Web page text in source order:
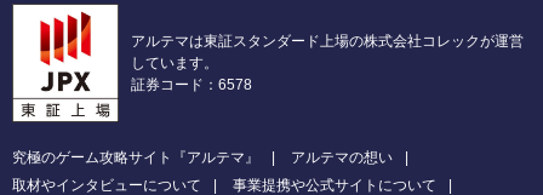
アルテマは東証スタンダード上場の株式会社コレックが運営
しています。
証券コード：6578
究極のゲーム攻略サイト『アルテマ』
アルテマの想い
取材やインタビューについて
事業提携や公式サイトについて